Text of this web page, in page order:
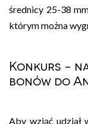
średnicy 25-38
którym można
Konkurs -
bonów do
Aby wziąć udział